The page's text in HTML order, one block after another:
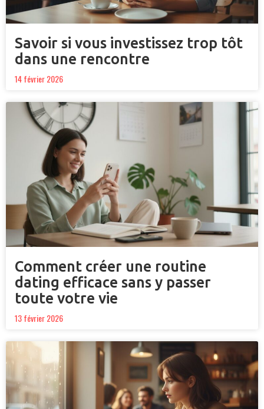
Savoir si vous investissez trop tôt
dans une rencontre
14 février 2026
Comment créer une routine
dating efficace sans y passer
toute votre vie
13 février 2026